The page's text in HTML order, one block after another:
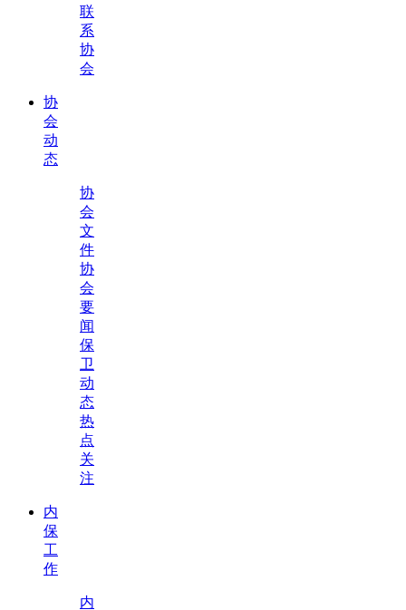
联
系
协
会
协
会
动
态
协
会
文
件
协
会
要
闻
保
卫
动
态
热
点
关
注
内
保
工
作
内